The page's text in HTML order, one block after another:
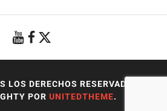
LOS DERECHOS RESERVADOS
POR UNITEDTHEME.